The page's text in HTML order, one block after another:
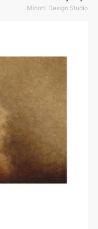
Minotti Design Studio